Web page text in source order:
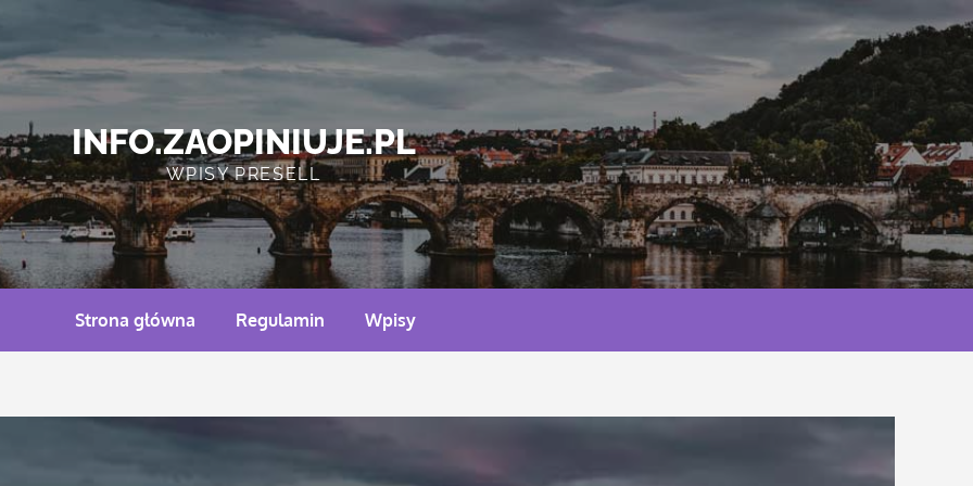
INFO.ZAOPINIUJE.PL
WPISY PRESELL
Strona główna Regulamin Wpisy